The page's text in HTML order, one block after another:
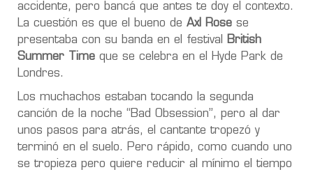
accidente, pero bancá que antes te doy el contexto.
La cuestión es que el bueno de Axl Rose se
presentaba con su banda en el festival
British
Summer Time que se celebra en el Hyde Park de
Londres.
Los muchachos estaban tocando la segunda
canción de la noche “Bad Obsession”, pero al dar
unos pasos para atrás, el cantante tropezó y
terminó en el suelo. Pero rápido, como cuando uno
se tropieza pero quiere reducir al mínimo el tiempo